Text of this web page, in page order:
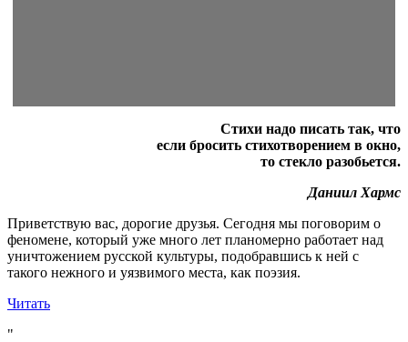
Стихи надо писать так, что
если бросить стихотворением в окно,
то стекло разобьется.
Даниил Хармс
Приветствую вас, дорогие друзья. Сегодня мы поговорим о
феномене, который уже много лет планомерно работает над
уничтожением русской культуры, подобравшись к ней с
такого нежного и уязвимого места, как поэзия.
Читать